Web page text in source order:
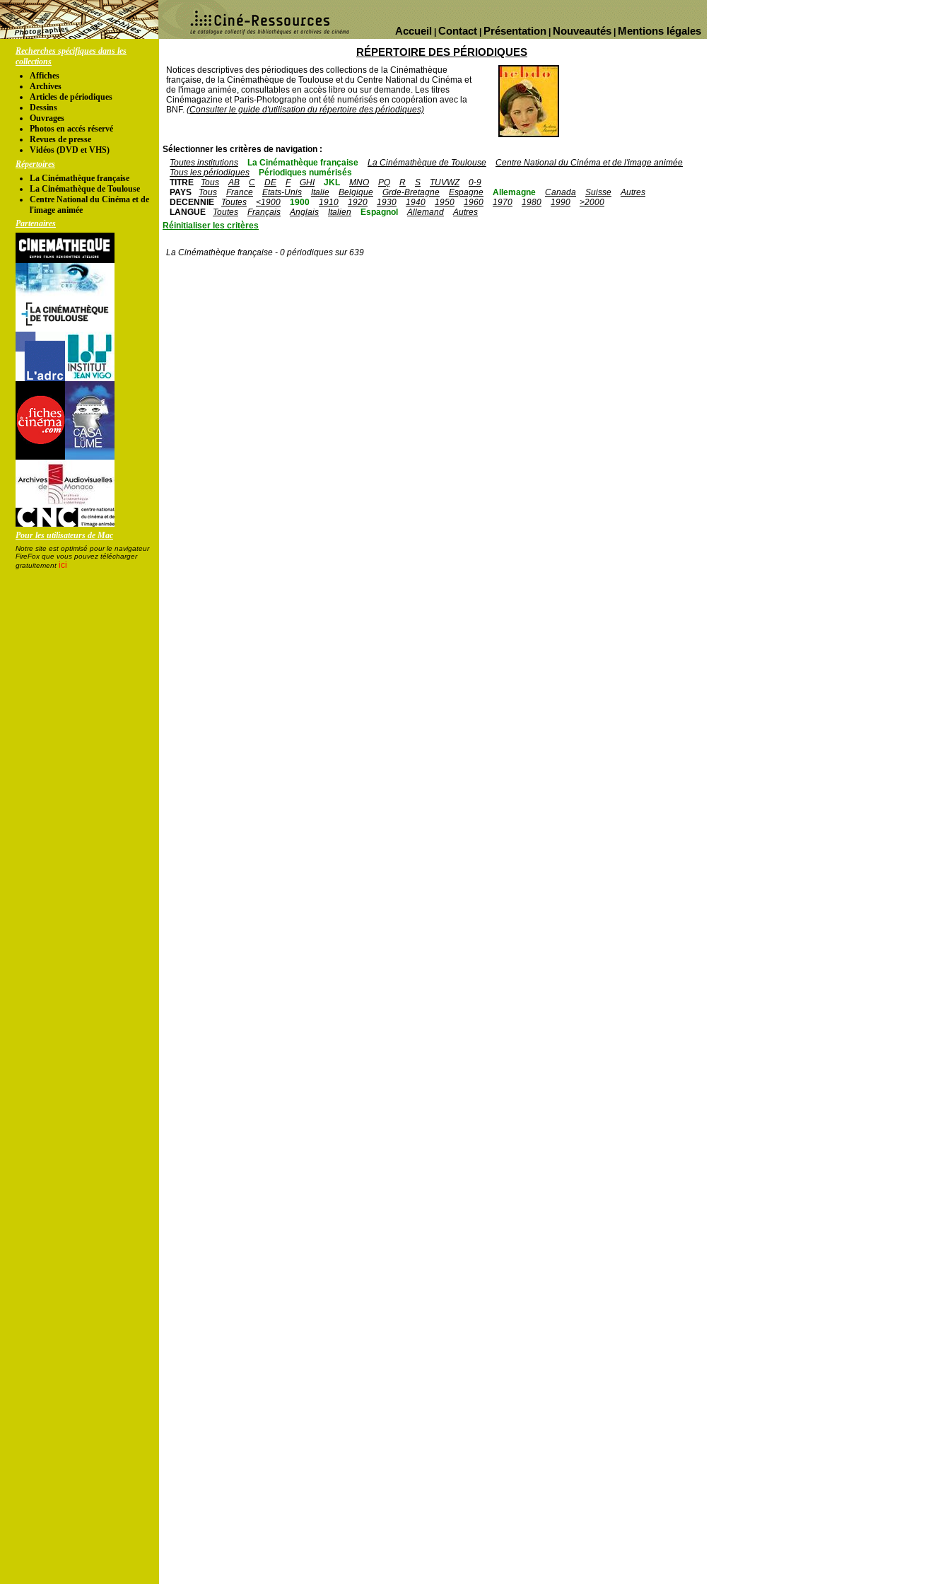
Mentions légales
Nouveautés
Présentation
Contact
Accueil
Recherches spécifiques dans les
collections
Affiches
Archives
Articles de périodiques
Dessins
Ouvrages
Photos en accés réservé
Revues de presse
Vidéos (DVD et VHS)
Répertoires
La Cinémathèque française
La Cinémathèque de Toulouse
Centre National du Cinéma et de
l'image animée
Partenaires
Pour les utilisateurs de Mac
Notre site est optimisé pour le navigateur
FireFox que vous pouvez télécharger
gratuitement ici
RÉPERTOIRE DES PÉRIODIQUES
Notices descriptives des périodiques des collections de la Cinémathèque
française, de la Cinémathèque de Toulouse et du Centre National du Cinéma et
de l'image animée, consultables en accès libre ou sur demande. Les titres
Cinémagazine et Paris-Photographe ont été numérisés en coopération avec la
BNF. (Consulter le guide d'utilisation du répertoire des périodiques)
Sélectionner les critères de navigation :
Toutes institutions
La Cinémathèque française La Cinémathèque de Toulouse
Centre National du Cinéma et de l'image animée
Tous les périodiques
Périodiques numérisés
TITRE
Tous AB C DE F GHI JKL MNO PQ R S TUVWZ
0-9
PAYS
Tous France Etats-Unis Italie Belgique Grde-Bretagne Espagne Allemagne Canada Suisse
Autres
DECENNIE
Toutes <1900 1900 1910 1920 1930 1940 1950 1960 1970 1980 1990
>2000
LANGUE
Toutes Français Anglais Italien Espagnol Allemand
Autres
Réinitialiser les critères
La Cinémathèque française - 0 périodiques sur 639